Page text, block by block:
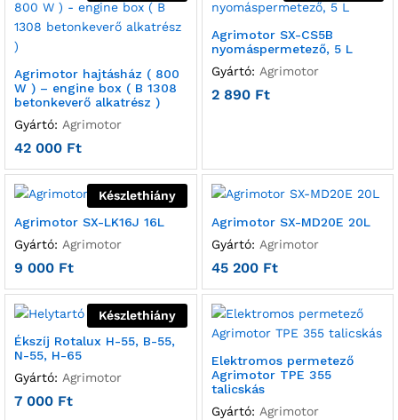
Agrimotor hajtásház ( 800
W ) – engine box ( B 1308
betonkeverő alkatrész )
Gyártó: Agrimotor
42 000 Ft
Agrimotor SX-CS5B
nyomáspermetező, 5 L
Gyártó: Agrimotor
2 890 Ft
Készlethiány
Agrimotor SX-LK16J 16L
Gyártó: Agrimotor
9 000 Ft
Agrimotor SX-MD20E 20L
Gyártó: Agrimotor
45 200 Ft
Készlethiány
Ékszíj Rotalux H-55, B-55,
N-55, H-65
Gyártó: Agrimotor
7 000 Ft
Elektromos permetező
Agrimotor TPE 355
talicskás
Gyártó: Agrimotor